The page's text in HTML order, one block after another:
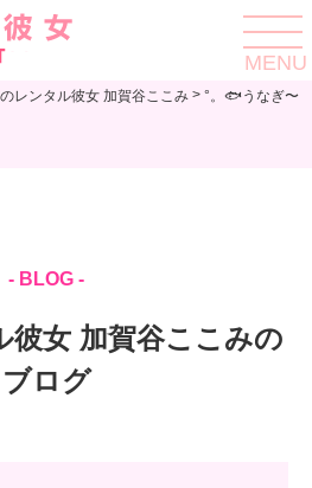
toggle
MENU
レンタル彼女 加賀谷ここみ > °。🐟うなぎ〜
- BLOG -
彼女 加賀谷ここみの
ブログ